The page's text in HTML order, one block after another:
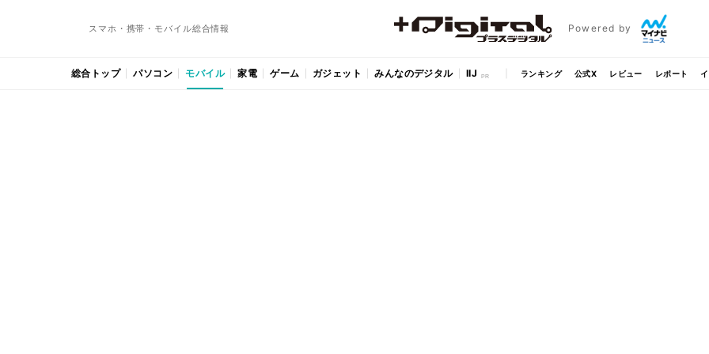
スマホ・携帯・モバイル総合情報 Powered by
総合トップ パソコン モバイル 家電 ゲーム ガジェット みんなのデジタル IIJ ランキング 公式X レビュー レポート